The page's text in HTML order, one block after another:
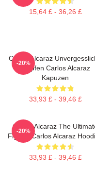
15,64 £ - 36,26 £
Carlos Alcaraz
Tropfen Carlos Alcaraz
Kapuzen
33,93 £ - 39,46 £
-20%
Carlos Alcaraz The
Fighter Carlos Alcaraz
33,93 £ - 39,46 £
-20%